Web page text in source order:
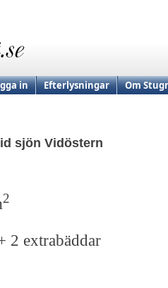
in Efterlysningar Om
sjön Vidöstern
2
2 extrabäddar